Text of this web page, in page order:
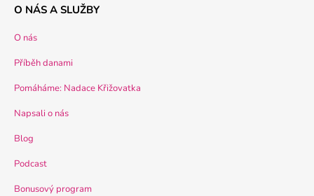
O NÁS A SLUŽBY
O nás
Příběh danami
Pomáháme: Nadace Křižovatka
Napsali o nás
Blog
Podcast
Bonusový program